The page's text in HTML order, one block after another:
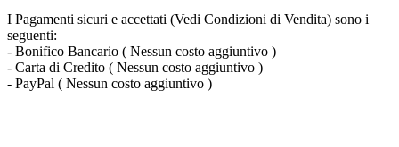
I Pagamenti sicuri e accettati (Vedi Condizioni di Vendita) sono i
seguenti:
- Bonifico Bancario ( Nessun costo aggiuntivo )
- Carta di Credito ( Nessun costo aggiuntivo )
- PayPal ( Nessun costo aggiuntivo )